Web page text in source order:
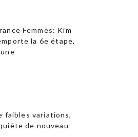
Femmes: Kim
la 6e étape,
faibles variations,
de nouveau